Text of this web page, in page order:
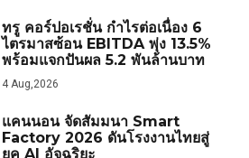
ทรู คอร์ปอเรชั่น กำไรต่อเนื่อง 6
ไตรมาสซ้อน EBITDA พุ่ง 13.5%
พร้อมแจกปันผล 5.2 พันล้านบาท
4 Aug,2026
แคนนอน จัดสัมมนา Smart
Factory 2026 ดันโรงงานไทยสู่
ยุค AI อัจฉริยะ